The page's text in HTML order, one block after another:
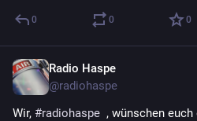
0 0 0
Radio Haspe
@radiohaspe
Wir, #radiohaspe
, wünschen euch